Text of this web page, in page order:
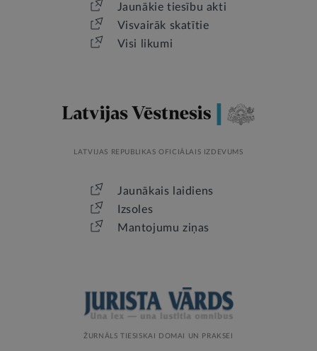
Jaunākie tiesību akti
Visvairāk skatītie
Visi likumi
LATVIJAS REPUBLIKAS OFICIĀLAIS IZDEVUMS
Jaunākais laidiens
Izsoles
Mantojumu ziņas
ŽURNĀLS TIESISKAI DOMAI UN PRAKSEI